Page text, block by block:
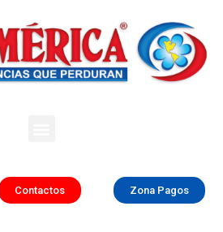
Contactos Zona Pagos